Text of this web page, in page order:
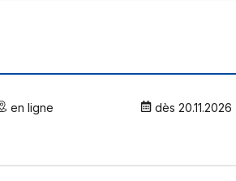
en ligne dès 20.11.2026